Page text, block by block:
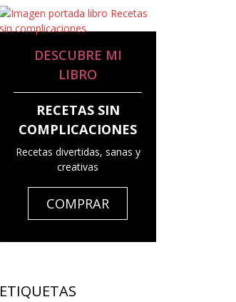
DESCUBRE MI
LIBRO
RECETAS SIN
COMPLICACIONES
Recetas divertidas, sanas y
creativas
COMPRAR
ETIQUETAS